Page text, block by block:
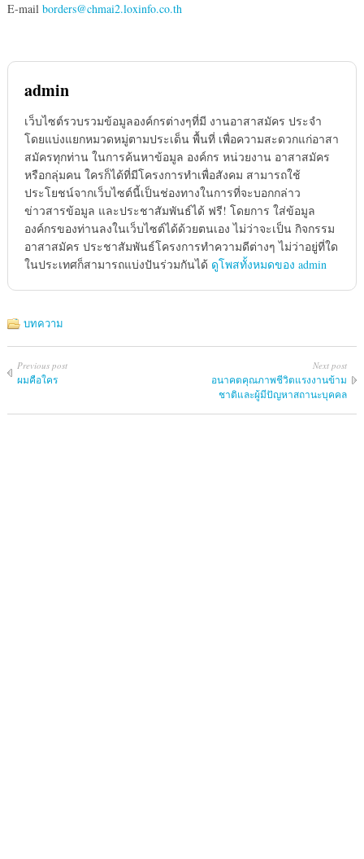
E-mail borders@chmai2.loxinfo.co.th
admin
เว็บไซต์รวบรวมข้อมูลองค์กรต่างๆที่มี งานอาสาสมัคร ประจำ
โดยแบ่งแยกหมวดหมู่ตามประเด็น พื้นที่ เพื่อความสะดวกแก่อาสา
สมัครทุกท่าน ในการค้นหาข้อมูล องค์กร หน่วยงาน อาสาสมัคร
หรือกลุ่มคน ใครก็ได้ที่มีโครงการทำเพื่อสังคม สามารถใช้
ประโยชน์จากเว็บไซต์นี้เป็นช่องทางในการที่จะบอกกล่าว
ข่าวสารข้อมูล และประชาสัมพันธ์ได้ ฟรี! โดยการ ใส่ข้อมูล
องค์กรของท่านลงในเว็บไซต์ได้ด้วยตนเอง ไม่ว่าจะเป็น กิจกรรม
อาสาสมัคร ประชาสัมพันธ์โครงการทำความดีต่างๆ ไม่ว่าอยู่ที่ใด
ในประเทศก็สามารถแบ่งปันร่วมกันได้ ดูโพสทั้งหมดของ admin
บทความ
Previous post
ผมคือใคร
Next post
อนาคตคุณภาพชีวิตแรงงานข้าม
ชาติและผู้มีปัญหาสถานะบุคคล